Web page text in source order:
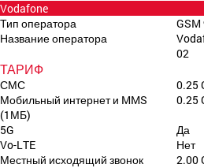
Vodafone
Тип оператора
Название оператора
02
ТАРИФ
СМС
0.25
Мобильный интернет и MMS
(1МБ)
0.25
5G
Да
Vo-LTE
Нет
Местный исходящий звонок
2.00